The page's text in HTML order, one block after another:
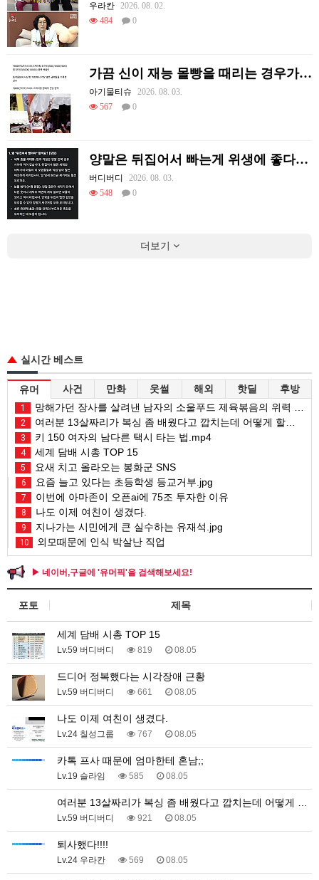
우라칸 2026. 08. 02.
484
0
가끔 신이 재능 몰빵을 때리는 경우가 있음
아기물티슈
2026. 08. 03.
567
0
양말은 뒤집어서 빠는게 위생에 좋다고함
버디버디
2026. 08. 03.
548
0
더보기
실시간 베스트
유머 사건 만화 웃썰 해외 핫딜 후방
1 망해가던 장사를 살려낸 남자의 소울푸드 제육볶음의 위력 ㅋㅋ
2 여러분 13살짜리가 복싱 좀 배웠다고 깝치는데 어떻게 할까요?
3 키 150 여자의 남다른 택시 타는 법.mp4
4 세계 담배 시총 TOP 15
5 요새 치고 올라오는 봉화군 SNS
6 요즘 늘고 있다는 초등학생 등교거부.jpg
7 이번에 아마존이 오픈ai에 75조 투자한 이유
8 나도 이제 여친이 생겼다.
9 지나가는 시민에게 큰 실수하는 유재석.jpg
10 외모때문에 인식 박살난 직업
▶ 네이버,구글에 '유머픽'을 검색해보세요!
포토 제목
세계 담배 시총 TOP 15
Lv.59 버디버디 819 08.05
드디어 정복했다는 시각장애 근황
Lv.59 버디버디 661 08.05
나도 이제 여친이 생겼다.
Lv.24 칠성그룹 767 08.05
카톡 프사 때문에 엄마한테 혼남;;
Lv.19 슬라임 585 08.05
여러분 13살짜리가 복싱 좀 배웠다고 깝치는데 어떻게 …
Lv.59 버디버디 921 08.05
퇴사했다!!!!
Lv.24 우라칸 569 08.05